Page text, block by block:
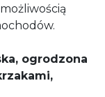
ogrodzona